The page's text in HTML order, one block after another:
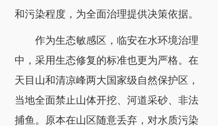
和污染程度，为全面治理提供决策依据。
作为生态敏感区，临安在水环境治理
中，采用生态修复的标准也更为严格。在
天目山和清凉峰两大国家级自然保护区，
当地全面禁止山体开挖、河道采砂、非法
捕鱼。原本在山区随意丢弃，对水质污染